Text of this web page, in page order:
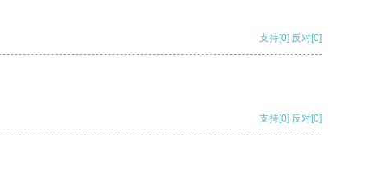
支持[0] 反对[0]
支持[0] 反对[0]